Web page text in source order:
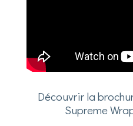
Découvrir la
Supreme